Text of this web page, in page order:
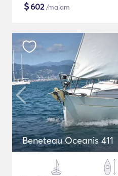
$602/malam
Beneteau Oceanis 411